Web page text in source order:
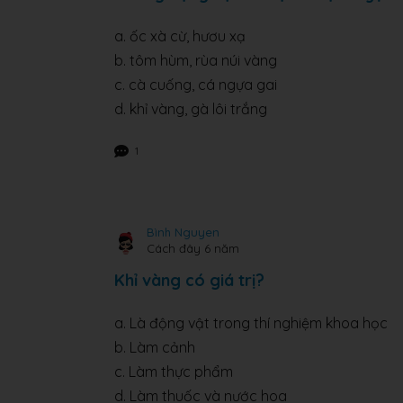
a. ốc xà cừ, hươu xạ
b. tôm hùm, rùa núi vàng
c. cà cuống, cá ngựa gai
d. khỉ vàng, gà lôi trắng
1
Bình Nguyen
Cách đây 6 năm
Khỉ vàng có giá trị?
a. Là động vật trong thí nghiệm khoa học
b. Làm cảnh
c. Làm thực phẩm
d. Làm thuốc và nước hoa